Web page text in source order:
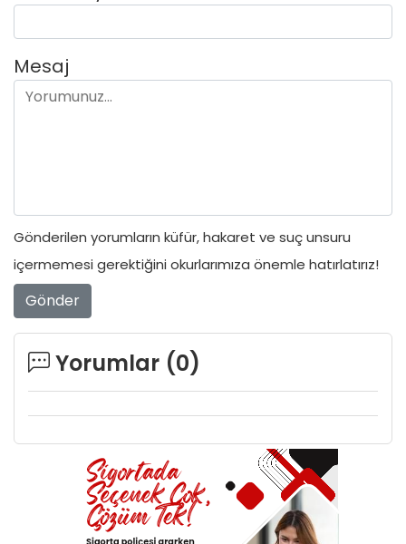
Mesaj
Gönderilen yorumların küfür, hakaret ve suç unsuru
içermemesi gerektiğini okurlarımıza önemle hatırlatırız!
Gönder
Yorumlar (0)